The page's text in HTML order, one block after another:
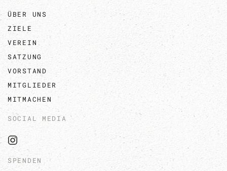
ÜBER UNS
ZIELE
VEREIN
SATZUNG
VORSTAND
MITGLIEDER
MITMACHEN
SOCIAL MEDIA
SPENDEN